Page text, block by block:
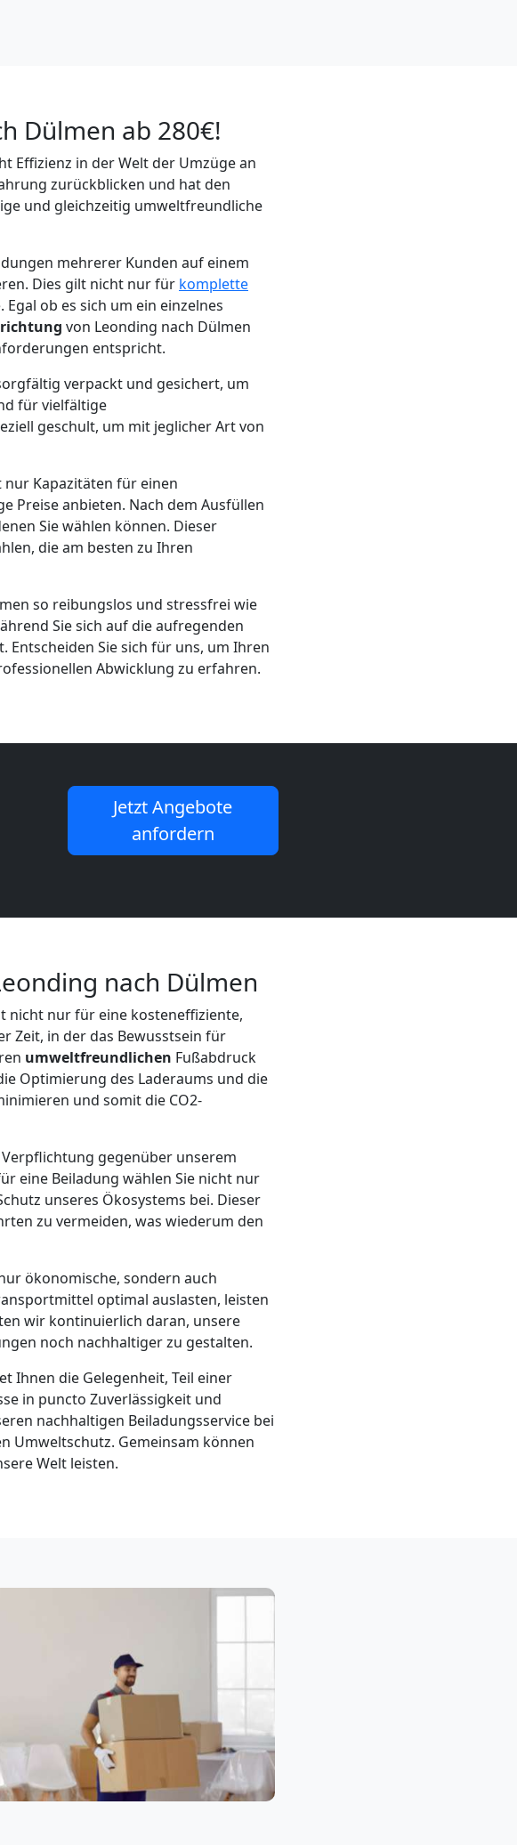
Dülmen ab 280€!
Effizienz in der Welt der Umzüge an
zurückblicken und hat den
und gleichzeitig umweltfreundliche
mehrerer Kunden auf einem
Dies gilt nicht nur für komplette
ob es sich um ein einzelnes
von Leonding nach Dülmen
entspricht.
verpackt und gesichert, um
für vielfältige
geschult, um mit jeglicher Art von
Kapazitäten für einen
Preise anbieten. Nach dem Ausfüllen
Sie wählen können. Dieser
die am besten zu Ihren
so reibungslos und stressfrei wie
Sie sich auf die aufregenden
Sie sich für uns, um Ihren
Abwicklung zu erfahren.
Jetzt Angebote
anfordern
nach Dülmen
nicht nur für eine kosteneffiziente,
Zeit, in der das Bewusstsein für
umweltfreundlichen Fußabdruck
Optimierung des Laderaums und die
und somit die CO2-
gegenüber unserem
eine Beiladung wählen Sie nicht nur
unseres Ökosystems bei. Dieser
zu vermeiden, was wiederum den
ökonomische, sondern auch
optimal auslasten, leisten
wir kontinuierlich daran, unsere
noch nachhaltiger zu gestalten.
Ihnen die Gelegenheit, Teil einer
in puncto Zuverlässigkeit und
nachhaltigen Beiladungsservice bei
Umweltschutz. Gemeinsam können
Welt leisten.